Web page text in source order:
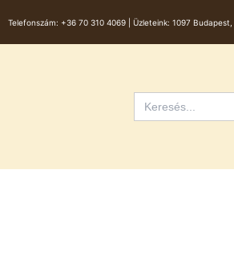
to
content
Telefonszám: +36 70 310 4069 | Üzleteink: 1097
Search
for: